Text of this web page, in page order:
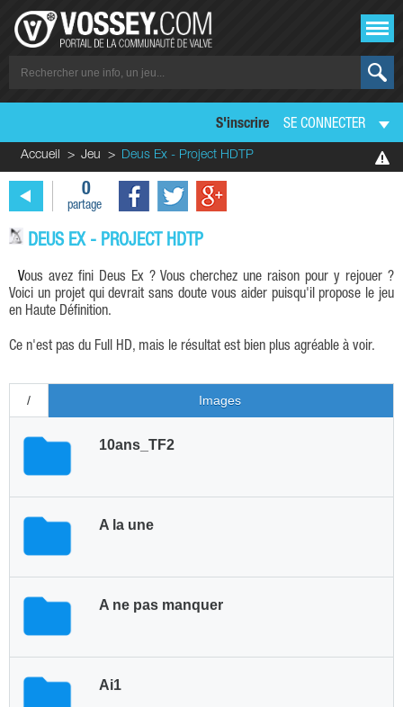
S'inscrire SE CONNECTER
Accueil Jeu Deus Ex - Project HDTP
0
partage
DEUS EX - PROJECT HDTP
Vous avez fini Deus Ex ? Vous cherchez une raison pour y rejouer ?
Voici un projet qui devrait sans doute vous aider puisqu'il propose le jeu
en Haute Définition.
Ce n'est pas du Full HD, mais le résultat est bien plus agréable à voir.